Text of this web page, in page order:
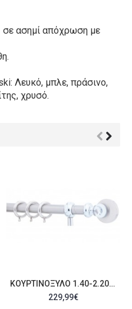
σε ασημί απόχρωση με
Λευκό, μπλε, πράσινο,
χρυσό.
ΚΟΥΡΤΙΝΌΞΥΛΟ 1.40-2.20M ΜΟΝΌ ΑΣΗΜΊ ΜΕ SWAROVSKI C22323
229,99€